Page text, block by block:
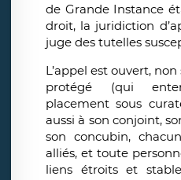
de Grande Instance
droit, la juridiction
juge des tutelles
L’appel est ouvert,
protégé (qui
placement sous
aussi à son conjoint,
son concubin,
alliés, et toute
liens étroits et